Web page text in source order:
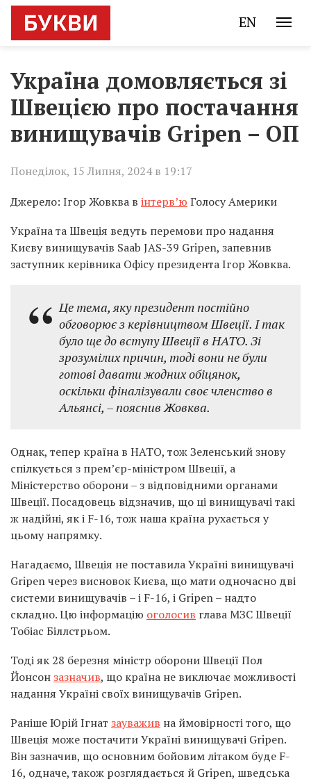
EN
Україна домовляється зі
Швецією про постачання
винищувачів Gripen – ОП
Понеділок, 15 Липня, 2024 в 19:17
Джерело: Ігор Жовква в інтерв’ю Голосу Америки
Україна та Швеція ведуть перемови про надання
Києву винищувачів Saab JAS-39 Gripen, запевнив
заступник керівника Офісу президента Ігор Жовква.
Це тема, яку президент постійно
обговорює з керівництвом Швеції. І так
було ще до вступу Швеції в НАТО. Зі
зрозумілих причин, тоді вони не були
готові давати жодних обіцянок,
оскільки фіналізували своє членство в
Альянсі, – пояснив Жовква.
Однак, тепер країна в НАТО, тож Зеленський знову
спілкується з прем’єр-міністром Швеції, а
Міністерство оборони – з відповідними органами
Швеції. Посадовець відзначив, що ці винищувачі такі
ж надійні, як і F-16, тож наша країна рухається у
цьому напрямку.
Нагадаємо, Швеція не поставила Україні винищувачі
Gripen через висновок Києва, що мати одночасно дві
системи винищувачів – і F-16, і Gripen – надто
складно. Цю інформацію оголосив глава МЗС Швеції
Тобіас Біллстрьом.
Тоді як 28 березня міністр оборони Швеції Пол
Йонсонзазначив, що країна не виключає можливості
надання Україні своїх винищувачів Gripen.
Раніше Юрій Ігнат зауважив на ймовірності того, що
Швеція може постачити Україні винищувачі Gripen.
Він зазначив, що основним бойовим літаком буде F-
16, одначе, також розглядається й Gripen, шведська